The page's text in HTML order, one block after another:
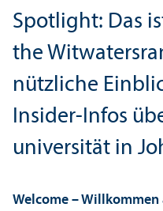
Spotlight: Das
the
nützliche
Insider-Infos
universität in
Welcome –